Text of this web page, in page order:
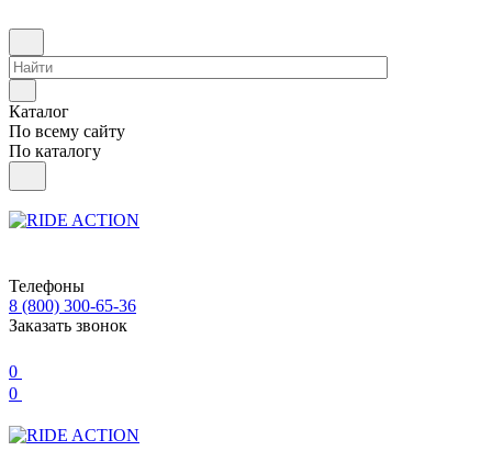
Каталог
По всему сайту
По каталогу
Телефоны
8 (800) 300-65-36
Заказать звонок
0
0